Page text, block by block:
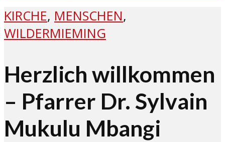
KIRCHE, MENSCHEN,
WILDERMIEMING
Herzlich willkommen
– Pfarrer Dr. Sylvain
Mukulu Mbangi